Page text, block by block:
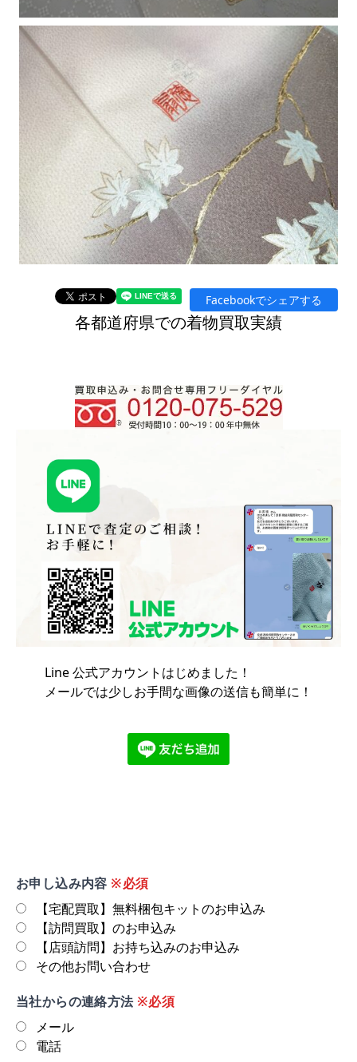
Facebookでシェアする
各都道府県での着物買取実績
Line 公式アカウントはじめました！
メールでは少しお手間な画像の送信も簡単に！
お申し込み内容 ※必須
【宅配買取】無料梱包キットのお申込み
【訪問買取】のお申込み
【店頭訪問】お持ち込みのお申込み
その他お問い合わせ
当社からの連絡方法※必須
メール
電話